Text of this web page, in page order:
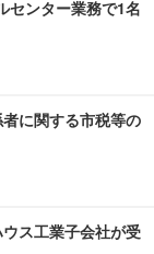
センター業務で1名
に関する市税等の
ス工業子会社が受